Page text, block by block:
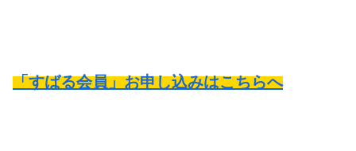
「すばる会員」お申し込みはこちらへ